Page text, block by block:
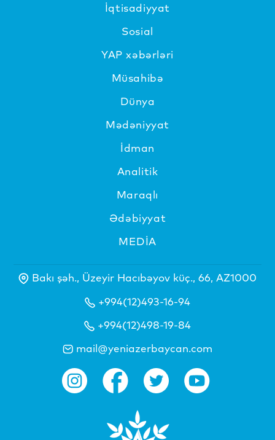
İqtisadiyyat
Sosial
YAP xəbərləri
Müsahibə
Dünya
Mədəniyyat
İdman
Analitik
Maraqlı
Ədəbiyyat
MEDİA
Bakı şəh., Üzeyir Hacıbəyov küç., 66, AZ1000
+994(12)493-16-94
+994(12)498-19-84
mail@yeniazerbaycan.com